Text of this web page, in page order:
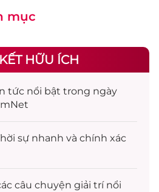
mục
HỮU ÍCH
tức nổi bật trong ngày
sự nhanh và chính xác
câu chuyện giải trínổi